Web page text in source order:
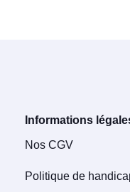
Informations
Nos CGV
Politique de